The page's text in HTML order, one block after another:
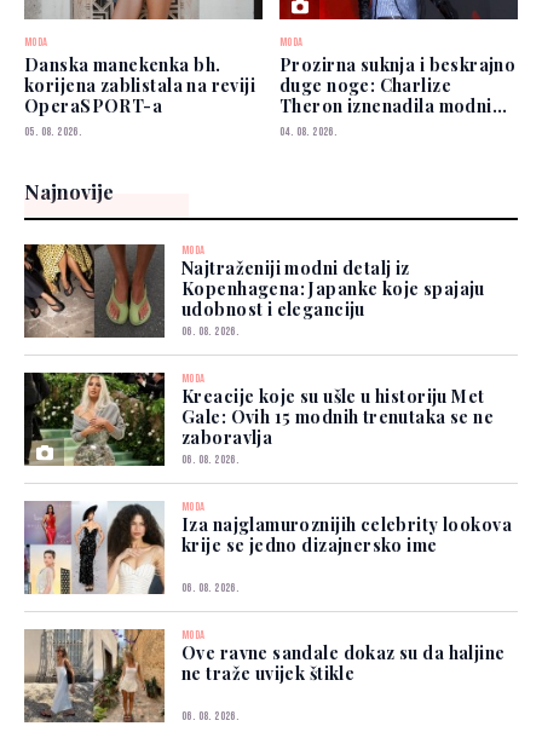
MODA
Danska manekenka bh.
korijena zablistala na reviji
OperaSPORT-a
05. 08. 2026.
MODA
Prozirna suknja i beskrajno
duge noge: Charlize
Theron iznenadila modnim
izborom
04. 08. 2026.
Najnovije
MODA
Najtraženiji modni detalj iz
Kopenhagena: Japanke koje spajaju
udobnost i eleganciju
06. 08. 2026.
MODA
Kreacije koje su ušle u historiju Met
Gale: Ovih 15 modnih trenutaka se ne
zaboravlja
06. 08. 2026.
MODA
Iza najglamuroznijih celebrity lookova
krije se jedno dizajnersko ime
06. 08. 2026.
MODA
Ove ravne sandale dokaz su da haljine
ne traže uvijek štikle
06. 08. 2026.